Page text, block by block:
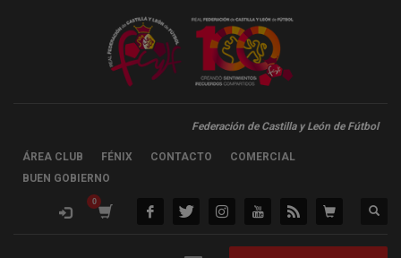
Federación de Castilla y León de Fútbol
ÁREA CLUB FÉNIX CONTACTO
COMERCIAL
BUEN GOBIERNO